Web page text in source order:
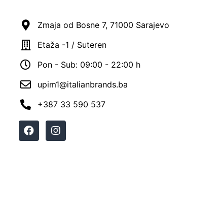
Zmaja od Bosne 7, 71000 Sarajevo
Etaža -1 / Suteren
Pon - Sub: 09:00 - 22:00 h
upim1@italianbrands.ba
+387 33 590 537